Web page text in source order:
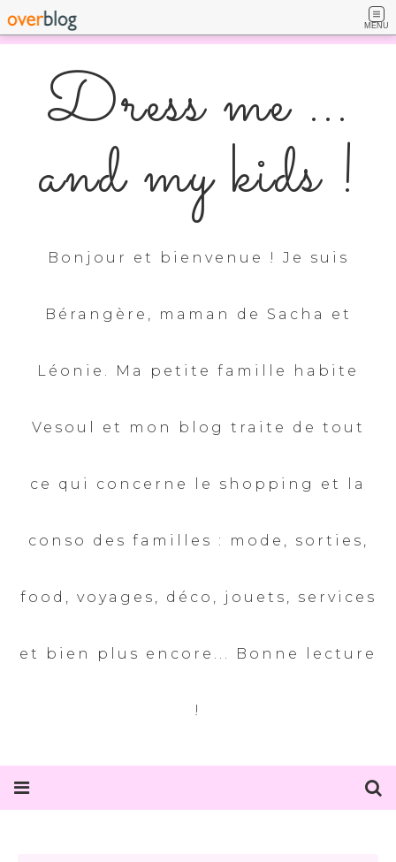
MENU
Dress me ...
and my kids !
Bonjour et bienvenue ! Je suis
Bérangère, maman de Sacha et
Léonie. Ma petite famille habite
Vesoul et mon blog traite de tout
ce qui concerne le shopping et la
conso des familles : mode, sorties,
food, voyages, déco, jouets, services
et bien plus encore... Bonne lecture
!